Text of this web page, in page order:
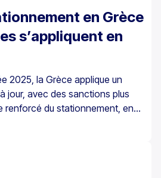
en Grèce
s’appliquent en
2025, la Grèce applique un
jour, avec des sanctions plus
renforcé du stationnement, en
de stationnement réglementé.